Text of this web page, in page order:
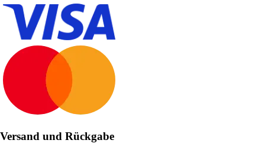
Versand und Rückgabe